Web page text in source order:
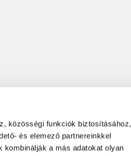
közösségi funkciók biztosításához,
és elemező partnereinkkel
kombinálják a más adatokat olyan